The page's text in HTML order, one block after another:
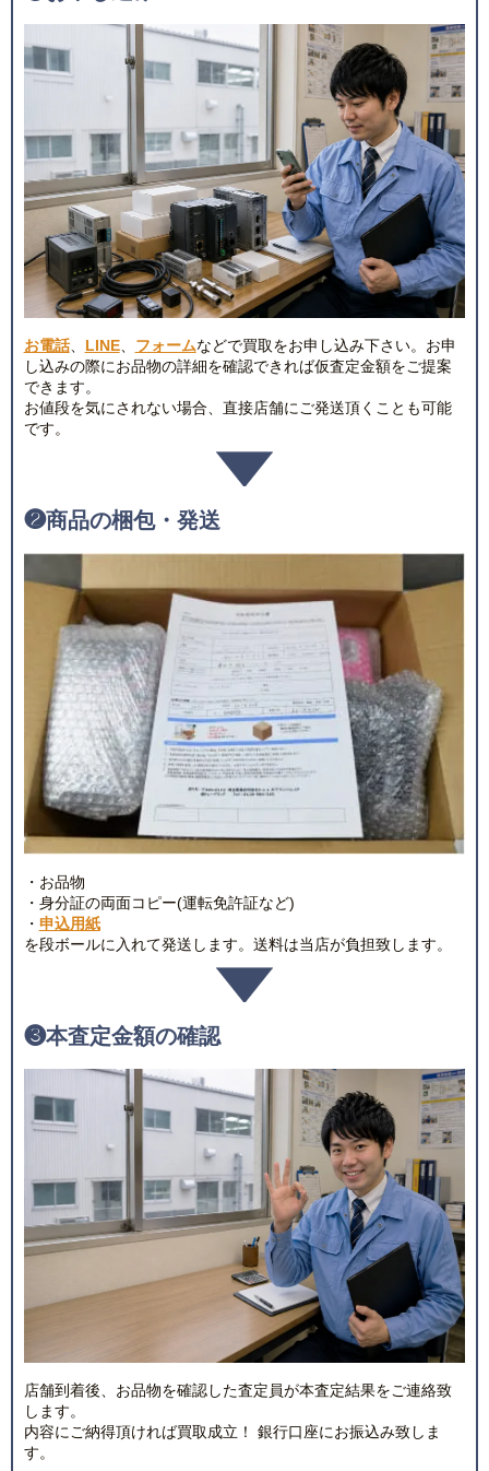
お電話、 LINE、 フォームなどで買取をお申し込み下さい。お申
し込みの際にお品物の詳細を確認できれば仮査定金額をご提案
できます。
お値段を気にされない場合、直接店舗にご発送頂くことも可能
です。
❷商品の梱包・発送
・お品物
・身分証の両面コピー(運転免許証など)
・ 申込用紙
を段ボールに入れて発送します。送料は当店が負担致します。
❸本査定金額の確認
店舗到着後、お品物を確認した査定員が本査定結果をご連絡致
します。
内容にご納得頂ければ買取成立！ 銀行口座にお振込み致しま
す。